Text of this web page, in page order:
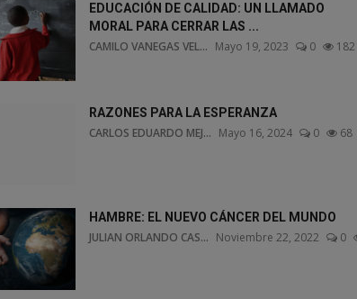
EDUCACIÓN DE CALIDAD: UN LLAMADO
MORAL PARA CERRAR LAS ...
CAMILO VANEGAS VEL... Mayo 19, 2023 0 182
RAZONES PARA LA ESPERANZA
CARLOS EDUARDO MEJ... Mayo 16, 2024 0 68
HAMBRE: EL NUEVO CÁNCER DEL MUNDO
JULIAN ORLANDO CAS... Noviembre 22, 2022 0